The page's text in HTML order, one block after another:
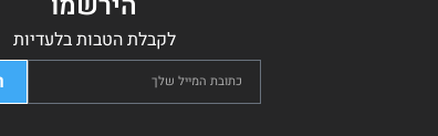
לקבלת הטבות בלעדיות